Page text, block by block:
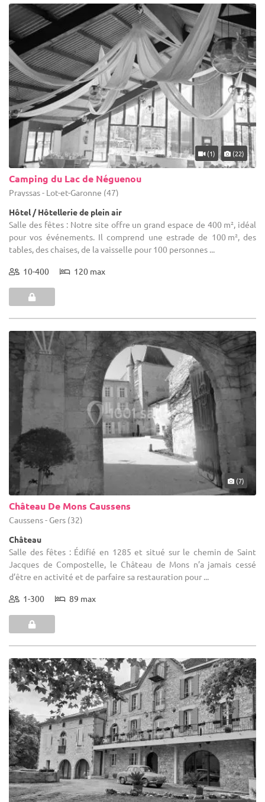
(1) (22)
Camping du Lac de Néguenou
Prayssas - Lot-et-Garonne (47)
Hôtel / Hôtellerie de plein air
Salle des fêtes : Notre site offre un grand espace de 400 m², idéal
pour vos événements. Il comprend une estrade de 100 m², des
tables, des chaises, de la vaisselle pour 100 personnes ...
10-400 120 max
(7)
Château De Mons Caussens
Caussens - Gers (32)
Château
Salle des fêtes : Édifié en 1285 et situé sur le chemin de Saint
Jacques de Compostelle, le Château de Mons n’a jamais cessé
d’être en activité et de parfaire sa restauration pour ...
1-300 89 max